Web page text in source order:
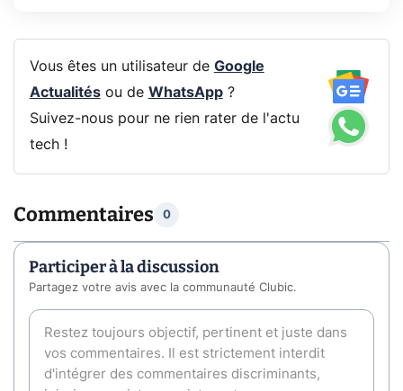
Vous êtes un utilisateur de Google
Actualitésou de WhatsApp?
Suivez-nous pour ne rien rater de l'actu
tech !
Commentaires 0
Participer à la discussion
Partagez votre avis avec la communauté Clubic.